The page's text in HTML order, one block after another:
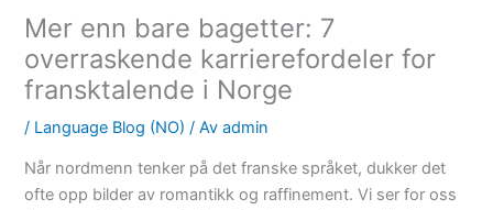
Mer enn bare bagetter: 7
overraskende karrierefordeler for
fransktalende i Norge
/ Language Blog (NO) / Av admin
Når nordmenn tenker på det franske språket, dukker det
ofte opp bilder av romantikk og raffinement. Vi ser for oss